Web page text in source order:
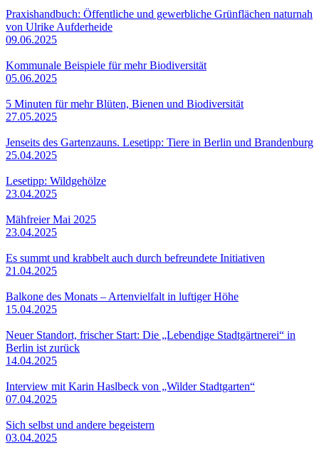
Praxishandbuch: Öffentliche und gewerbliche Grünflächen naturnah
von Ulrike Aufderheide
09.06.2025
Kommunale Beispiele für mehr Biodiversität
05.06.2025
5 Minuten für mehr Blüten, Bienen und Biodiversität
27.05.2025
Jenseits des Gartenzauns. Lesetipp: Tiere in Berlin und Brandenburg
25.04.2025
Lesetipp: Wildgehölze
23.04.2025
Mähfreier Mai 2025
23.04.2025
Es summt und krabbelt auch durch befreundete Initiativen
21.04.2025
Balkone des Monats – Artenvielfalt in luftiger Höhe
15.04.2025
Neuer Standort, frischer Start: Die „Lebendige Stadtgärtnerei“ in
Berlin ist zurück
14.04.2025
Interview mit Karin Haslbeck von „Wilder Stadtgarten“
07.04.2025
Sich selbst und andere begeistern
03.04.2025